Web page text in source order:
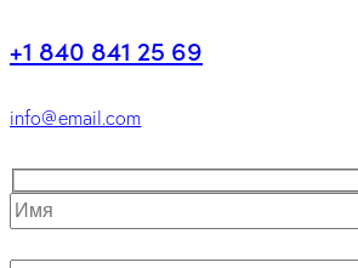
+1 840 841 25 69
info@email.com